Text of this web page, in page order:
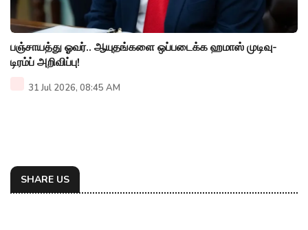
பஞ்சாயத்து ஓவர்.. ஆயுதங்களை ஒப்படைக்க ஹமாஸ் முடிவு-
டிரம்ப் அறிவிப்பு!
31 Jul 2026, 08:45 AM
SHARE US